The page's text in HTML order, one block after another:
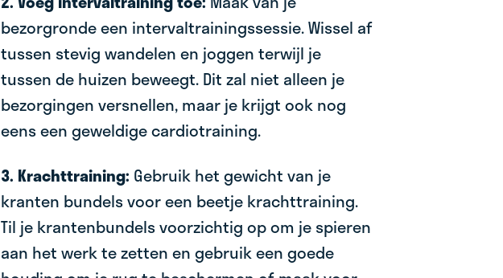
bezorgronde een intervaltrainingssessie. Wissel af
tussen stevig wandelen en joggen terwijl je
tussen de huizen beweegt. Dit zal niet alleen je
bezorgingen versnellen, maar je krijgt ook nog
eens een geweldige cardiotraining.
3. Krachttraining: Gebruik het gewicht van je
kranten bundels voor een beetje krachttraining.
Til je krantenbundels voorzichtig op om je spieren
aan het werk te zetten en gebruik een goede